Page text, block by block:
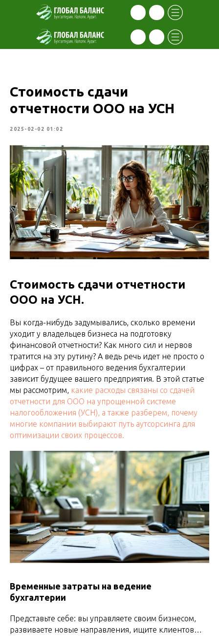
Стоимость сдачи
отчетности ООО на УСН
2025-02-02 01:02
Стоимость сдачи отчетности
ООО на УСН.
Вы когда-нибудь задумывались, сколько времени
уходит у владельцев бизнеса на подготовку
финансовой отчетности? Как много сил и нервов
тратится на эту рутину? А ведь речь идет не просто о
цифрах – от правильного ведения бухгалтерии
зависит будущее вашего предприятия. В этой статье
мы рассмотрим, какие расходы связаны со сдачей
отчетности для ООО на упрощенной системе
налогообложения (УСН), а также разберем, почему
многие компании выбирают путь аутсорсинга для
оптимизации своих процессов.
Временные затраты на ведение
бухгалтерии
Представьте себе: вы управляете своим бизнесом,
развиваете новые направления, ищите клиентов…